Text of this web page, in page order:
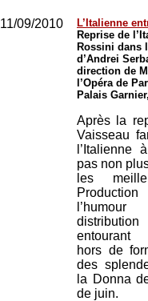
11/09/2010
L’Italienne
Reprise de
Rossini dans
d’Andrei
direction de
l’Opéra de
Palais
Après la
Vaisseau
l’Italienne
pas non
les
entourant
hors de
des
la Donna
de juin.